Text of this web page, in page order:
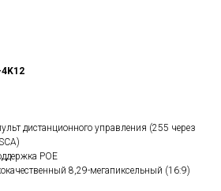
дистанционного управления (255 через
POE
8,29-мегапиксельный (16:9)